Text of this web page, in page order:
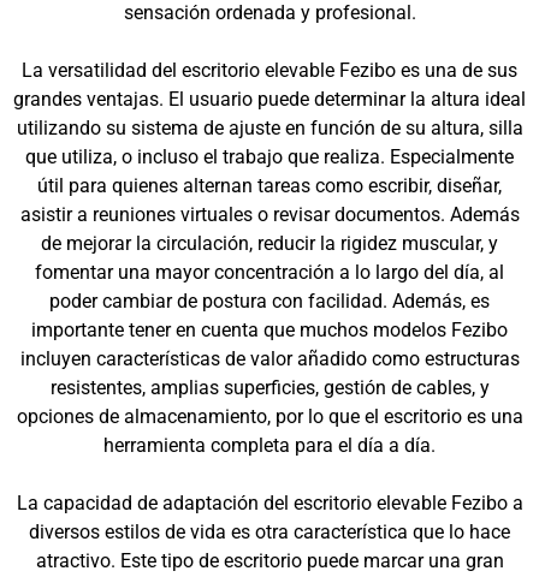
sensación ordenada y profesional.
La versatilidad del escritorio elevable Fezibo es una de sus
grandes ventajas. El usuario puede determinar la altura ideal
utilizando su sistema de ajuste en función de su altura, silla
que utiliza, o incluso el trabajo que realiza. Especialmente
útil para quienes alternan tareas como escribir, diseñar,
asistir a reuniones virtuales o revisar documentos. Además
de mejorar la circulación, reducir la rigidez muscular, y
fomentar una mayor concentración a lo largo del día, al
poder cambiar de postura con facilidad. Además, es
importante tener en cuenta que muchos modelos Fezibo
incluyen características de valor añadido como estructuras
resistentes, amplias superficies, gestión de cables, y
opciones de almacenamiento, por lo que el escritorio es una
herramienta completa para el día a día.
La capacidad de adaptación del escritorio elevable Fezibo a
diversos estilos de vida es otra característica que lo hace
atractivo. Este tipo de escritorio puede marcar una gran